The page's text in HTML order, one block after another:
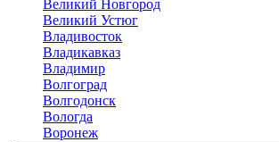
Великий Новгород
Великий Устюг
Владивосток
Владикавказ
Владимир
Волгоград
Волгодонск
Вологда
Воронеж